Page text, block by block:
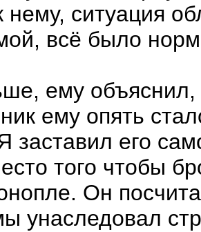
нему, ситуация
всё было
ему объяснил,
ему опять
заставил его
того чтобы
Он
унаследовал